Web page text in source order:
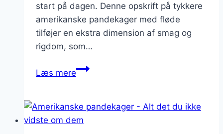
start på dagen. Denne opskrift på tykkere
amerikanske pandekager med fløde
tilføjer en ekstra dimension af smag og
rigdom, som…
Læs mereTykkere
med
fløde